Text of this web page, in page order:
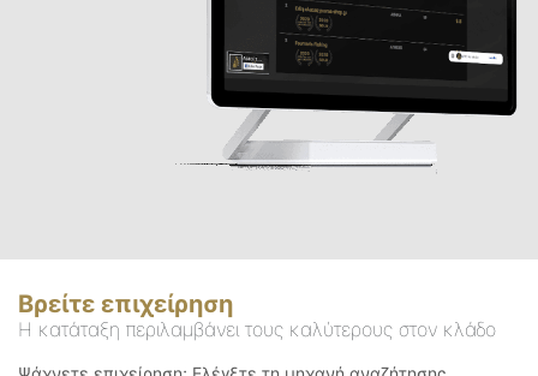
Βρείτε επιχείρηση
Η κατάταξη περιλαμβάνει τους καλύτερους στον κλάδο